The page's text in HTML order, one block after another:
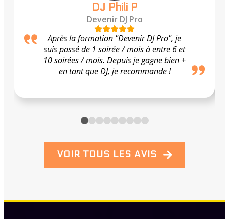
DJ Phili P
Devenir DJ Pro
Après la formation "Devenir DJ Pro", je
suis passé de 1 soirée / mois à entre 6 et
10 soirées / mois. Depuis je gagne bien +
en tant que DJ, je recommande !
VOIR TOUS LES AVIS